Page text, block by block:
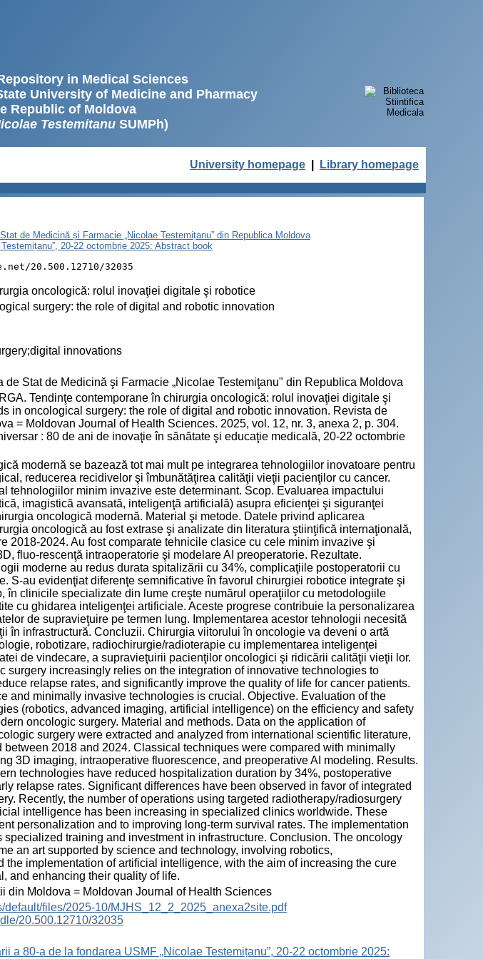
in Medical Sciences
University of Medicine and Pharmacy
Republic of Moldova
TestemitanuSUMPh)
University homepage Library homepage
de Medicină și Farmacie „Nicolae Testemițanu” din Republica Moldova
20-22 octombrie 2025: Abstract book
20.500.12710/32035
oncologică: rolul inovaţiei digitale şi robotice
surgery: the role of digital and robotic innovation
innovations
de Stat de Medicină şi Farmacie „Nicolae Testemiţanu" din Republica Moldova
Tendinţe contemporane în chirurgia oncologică: rolul inovaţiei digitale şi
in oncological surgery: the role of digital and robotic innovation. Revista de
= Moldovan Journal of Health Sciences. 2025, vol. 12, nr. 3, anexa 2, p. 304.
: 80 de ani de inovaţie în sănătate şi educaţie medicală, 20-22 octombrie
modernă se bazează tot mai mult pe integrarea tehnologiilor inovatoare pentru
reducerea recidivelor şi îmbunătăţirea calităţii vieţii pacienţilor cu cancer.
tehnologiilor minim invazive este determinant. Scop. Evaluarea impactului
imagistică avansată, inteligenţă artificială) asupra eficienţei şi siguranţei
oncologică modernă. Material şi metode. Datele privind aplicarea
oncologică au fost extrase şi analizate din literatura ştiinţifică internaţională,
2018-2024. Au fost comparate tehnicile clasice cu cele minim invazive şi
fluo-rescenţă intraoperatorie şi modelare AI preoperatorie. Rezultate.
moderne au redus durata spitalizării cu 34%, complicaţiile postoperatorii cu
S-au evidenţiat diferenţe semnificative în favorul chirurgiei robotice integrate şi
în clinicile specializate din lume creşte numărul operaţiilor cu metodologiile
cu ghidarea inteligenţei artificiale. Aceste progrese contribuie la personalizarea
de supravieţuire pe termen lung. Implementarea acestor tehnologii necesită
în infrastructură. Concluzii. Chirurgia viitorului în oncologie va deveni o artă
robotizare, radiochirurgie/radioterapie cu implementarea inteligenţei
de vindecare, a supravieţuirii pacienţilor oncologici şi ridicării calităţii vieţii lor.
surgery increasingly relies on the integration of innovative technologies to
relapse rates, and significantly improve the quality of life for cancer patients.
and minimally invasive technologies is crucial. Objective. Evaluation of the
(robotics, advanced imaging, artificial intelligence) on the efficiency and safety
oncologic surgery. Material and methods. Data on the application of
surgery were extracted and analyzed from international scientific literature,
between 2018 and 2024. Classical techniques were compared with minimally
3D imaging, intraoperative fluorescence, and preoperative AI modeling. Results.
technologies have reduced hospitalization duration by 34%, postoperative
relapse rates. Significant differences have been observed in favor of integrated
Recently, the number of operations using targeted radiotherapy/radiosurgery
intelligence has been increasing in specialized clinics worldwide. These
personalization and to improving long-term survival rates. The implementation
training and investment in infrastructure. Conclusion. The oncology
an art supported by science and technology, involving robotics,
the implementation of artificial intelligence, with the aim of increasing the cure
and enhancing their quality of life.
din Moldova = Moldovan Journal of Health Sciences
default/files/2025-10/MJHS_12_2_2025_anexa2site.pdf
20.500.12710/32035
a 80-a de la fondarea USMF „Nicolae Testemițanu”, 20-22 octombrie 2025: